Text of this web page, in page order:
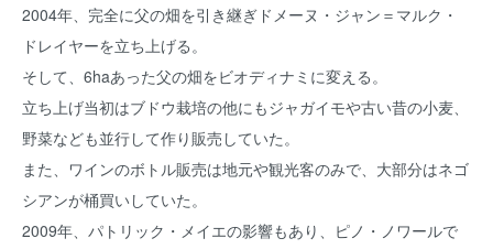
2004年、完全に父の畑を引き継ぎドメーヌ・ジャン＝マルク・
ドレイヤーを立ち上げる。
そして、6haあった父の畑をビオディナミに変える。
立ち上げ当初はブドウ栽培の他にもジャガイモや古い昔の小麦、
野菜なども並行して作り販売していた。
また、ワインのボトル販売は地元や観光客のみで、大部分はネゴ
シアンが桶買いしていた。
2009年、パトリック・メイエの影響もあり、ピノ・ノワールで